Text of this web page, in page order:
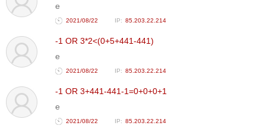
e
2021/08/22 85.203.22.214
-1 OR 3*2<(0+5+441-441)
e
2021/08/22 85.203.22.214
-1 OR 3+441-441-1=0+0+0+1
e
2021/08/22 85.203.22.214